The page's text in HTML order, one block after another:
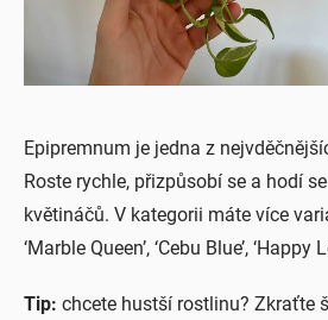
Epipremnum je jedna z
Roste rychle, přizpůsobí se a hodí
květináčů. V kategorii máte více
‘Marble Queen’, ‘Cebu Blue’, ‘Happy
Tip: chcete hustší rostlinu? Zkraťte